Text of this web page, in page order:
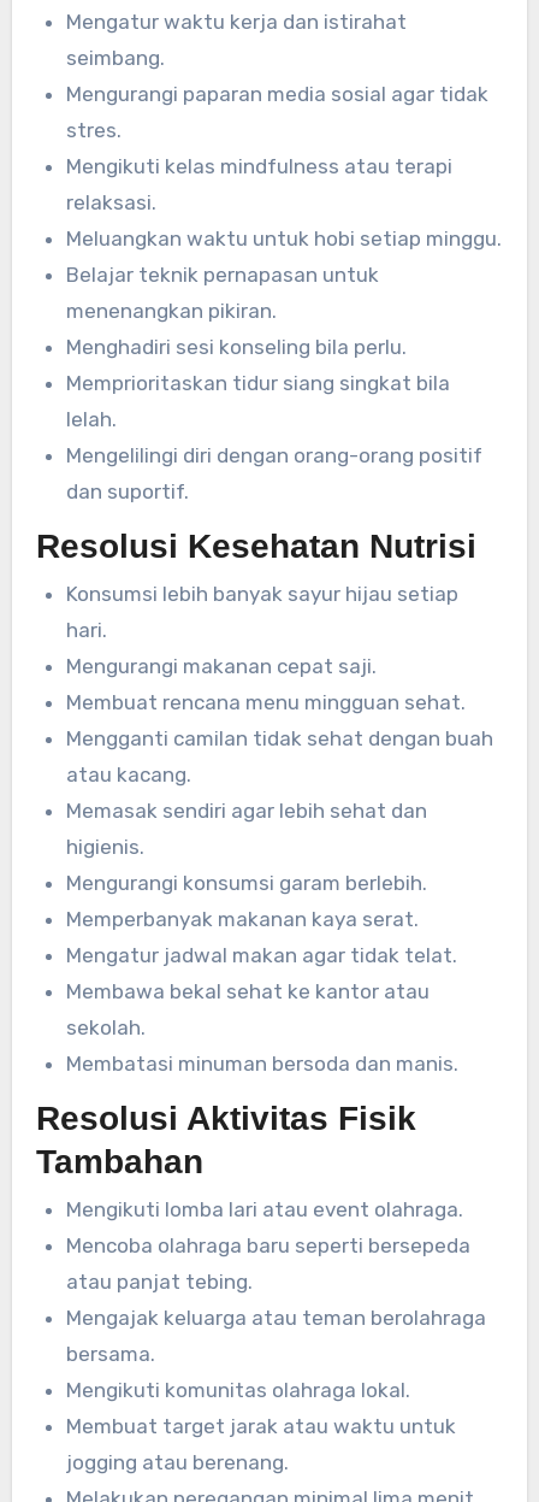
Mengatur waktu kerja dan istirahat
seimbang.
Mengurangi paparan media sosial agar tidak
stres.
Mengikuti kelas mindfulness atau terapi
relaksasi.
Meluangkan waktu untuk hobi setiap minggu.
Belajar teknik pernapasan untuk
menenangkan pikiran.
Menghadiri sesi konseling bila perlu.
Memprioritaskan tidur siang singkat bila
lelah.
Mengelilingi diri dengan orang-orang positif
dan suportif.
Resolusi Kesehatan Nutrisi
Konsumsi lebih banyak sayur hijau setiap
hari.
Mengurangi makanan cepat saji.
Membuat rencana menu mingguan sehat.
Mengganti camilan tidak sehat dengan buah
atau kacang.
Memasak sendiri agar lebih sehat dan
higienis.
Mengurangi konsumsi garam berlebih.
Memperbanyak makanan kaya serat.
Mengatur jadwal makan agar tidak telat.
Membawa bekal sehat ke kantor atau
sekolah.
Membatasi minuman bersoda dan manis.
Resolusi Aktivitas Fisik
Tambahan
Mengikuti lomba lari atau event olahraga.
Mencoba olahraga baru seperti bersepeda
atau panjat tebing.
Mengajak keluarga atau teman berolahraga
bersama.
Mengikuti komunitas olahraga lokal.
Membuat target jarak atau waktu untuk
jogging atau berenang.